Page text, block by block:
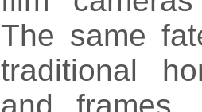
The same
traditional
and